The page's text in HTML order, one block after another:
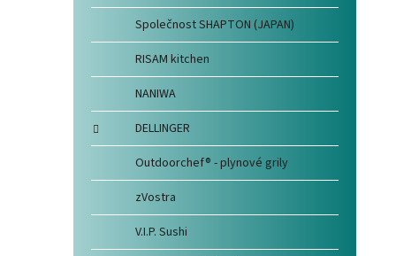
Společnost SHAPTON (JAPAN)
RISAM kitchen
NANIWA
DELLINGER
Outdoorchef® - plynové grily
zVostra
V.I.P. Sushi